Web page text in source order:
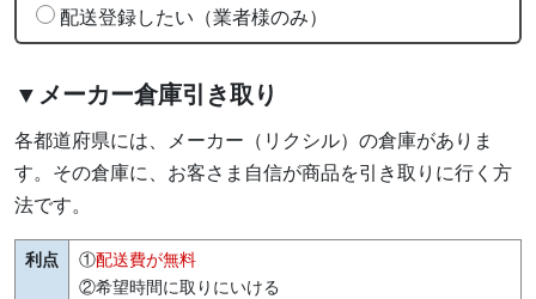
▼メーカー倉庫引き取り
各都道府県には、メーカー（リクシル）の倉庫がありま
す。その倉庫に、お客さま自信が商品を引き取りに行く方
法です。
利点 ①配送費が無料
②希望時間に取りにいける
配送登録したい（業者様のみ）